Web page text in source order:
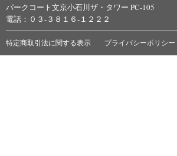
パークコート文京小石川ザ・タワー PC-105
電話：０３-３８１６-１２２２
特定商取引法に関する表示 プライバシーポリシー